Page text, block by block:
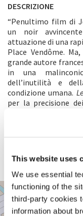
This website uses
We use essential
functioning of the
third-party cookies
information about
DESCRIZIONE
“Penultimo film di
un noir
attuazione di una
Place Vendôme.
grande autore
in una
dell’inutilità e
condizione umana.
per la precisione
minuti) ma in effetti
di sottili,
grazie alla
cromatismi blu
TEATRO
PICCOLO
ARSENALE